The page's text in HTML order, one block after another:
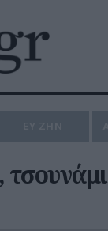
τσουνάμι